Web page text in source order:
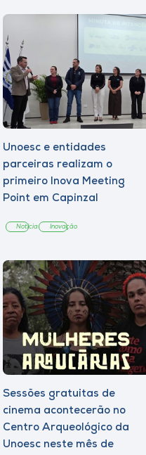
Unoesc e entidades
parceiras realizam o
primeiro Inova Meeting
Point em Capinzal
Notícia Inovação
Sessões gratuitas de
cinema acontecerão no
Centro Arqueológico da
Unoesc neste mês de